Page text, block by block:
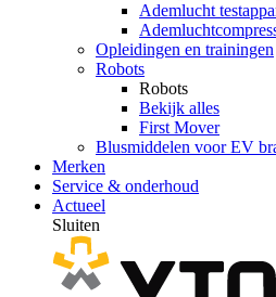
Ademlucht
Opleidingen en trainingen
Robots
Robots
Bekijk alles
First Mover
Blusmiddelen voor EV
Merken
Service & onderhoud
Actueel
Sluiten